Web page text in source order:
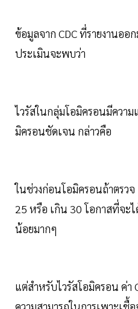
ข้อมูลจาก CDC ที่รายงานออ
ประเมินจะพบว่า
ไวรัสในกลุ่มโอมิครอนมีความ
มิครอนชัดเจน กล่าวคือ
ในช่วงก่อนโอมิครอนถ้าตรวจ
25 หรือ เกิน 30 โอกาสที่จะ
น้อยมากๆ
แต่สำหรับไวรัสโอมิครอน ค่